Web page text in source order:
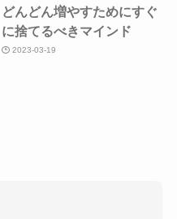
どんどん増やすためにすぐ
に捨てるべきマインド
2023-03-19